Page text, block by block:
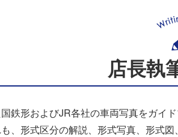
店長執
鉄形およびJR各社の車両写真をガイ
、形式区分の解説、形式写真、形式